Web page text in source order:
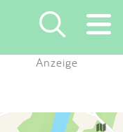
×
Anzeige